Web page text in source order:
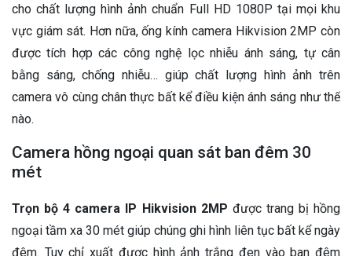
cho chất lượng hình ảnh chuẩn Full HD 1080P tại mọi khu
vực giám sát. Hơn nữa, ống kính camera Hikvision 2MP còn
được tích hợp các công nghệ lọc nhiễu ánh sáng, tự cân
bằng sáng, chống nhiễu… giúp chất lượng hình ảnh trên
camera vô cùng chân thực bất kể điều kiện ánh sáng như thế
nào.
Camera hồng ngoại quan sát ban đêm 30
mét
Trọn bộ 4 camera IP Hikvision 2MP được trang bị hồng
ngoại tầm xa 30 mét giúp chúng ghi hình liên tục bất kể ngày
đêm. Tuy chỉ xuất được hình ảnh trắng đen vào ban đêm